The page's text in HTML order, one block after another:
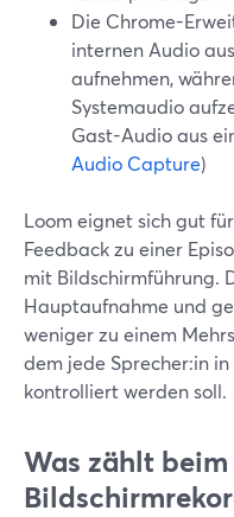
Die Chrome-
internen Audio
aufnehmen,
Systemaudio
Gast-Audio aus
Audio Capture)
Loom eignet sich gut
Feedback zu einer
mit Bildschirmführung.
Hauptaufnahme und
weniger zu einem
dem jede Sprecher:in
kontrolliert werden soll.
Was zählt